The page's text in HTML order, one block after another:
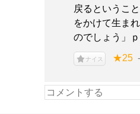
戻るというこ
をかけて生ま
のでしょう」
ナイス ★25